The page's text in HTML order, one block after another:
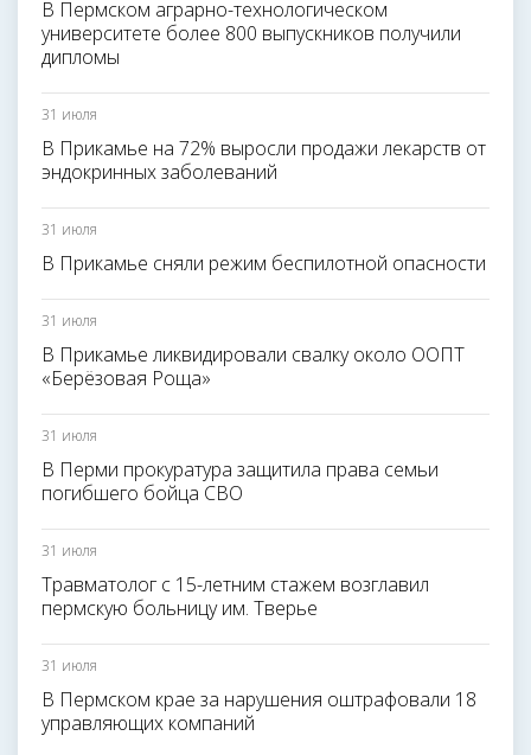
В Пермском аграрно-технологическом
университете более 800 выпускников получили
дипломы
31 июля
В Прикамье на 72% выросли продажи лекарств от
эндокринных заболеваний
31 июля
В Прикамье сняли режим беспилотной опасности
31 июля
В Прикамье ликвидировали свалку около ООПТ
«Берёзовая Роща»
31 июля
В Перми прокуратура защитила права семьи
погибшего бойца СВО
31 июля
Травматолог с 15-летним стажем возглавил
пермскую больницу им. Тверье
31 июля
В Пермском крае за нарушения оштрафовали 18
управляющих компаний